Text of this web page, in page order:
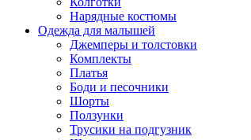
Нарядные костюмы
Одежда для малышей
Джемперы и толстовки
Комплекты
Платья
Боди и песочники
Шорты
Ползунки
Трусики на подгузник